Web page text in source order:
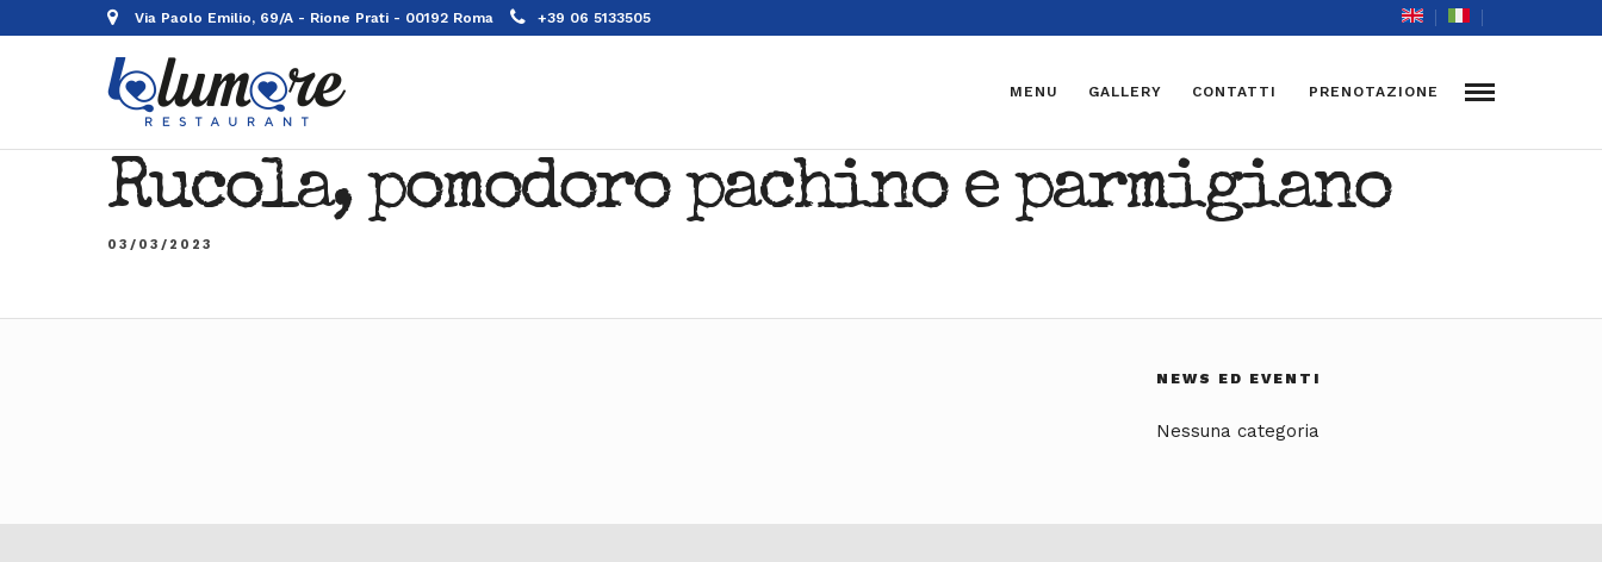
Via Paolo Emilio, 69/A - Rione Prati - 00192 Roma +39 06 5133505
MENU GALLERY CONTATTI PRENOTAZIONE
Rucola, pomodoro pachino e parmigiano
03/03/2023
NEWS ED EVENTI
Nessuna categoria